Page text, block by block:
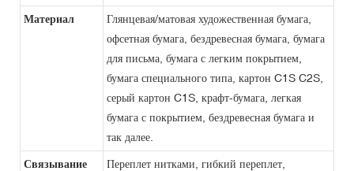
Материал
Глянцевая/матовая художественная бумага,
офсетная бумага, бездревесная бумага, бумага
для письма, бумага с легким покрытием,
бумага специального типа, картон C1S C2S,
серый картон C1S, крафт-бумага, легкая
бумага с покрытием, бездревесная бумага и
так далее.
Связывание
Переплет нитками, гибкий переплет,